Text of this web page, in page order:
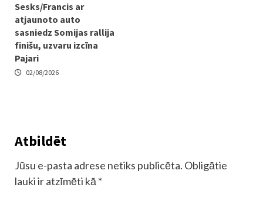
Sesks/Francis ar
atjaunoto auto
sasniedz Somijas rallija
finišu, uzvaru izcīna
Pajari
02/08/2026
Atbildēt
Jūsu e-pasta adrese netiks publicēta. Obligātie
lauki ir atzīmēti kā *